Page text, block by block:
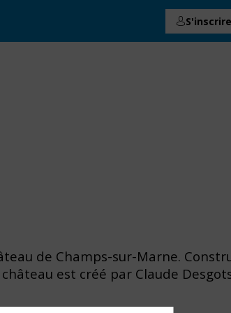
S'inscrire
de Champs-sur-Marne.
est créé par Claude